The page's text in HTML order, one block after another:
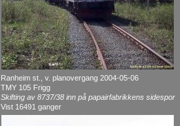
Ranheim st., v. planovergang 2004-05-06
TMY 105 Frigg
Skifting av 8737/38 inn på papairfabrikkens sidespor
Vist 16491 ganger